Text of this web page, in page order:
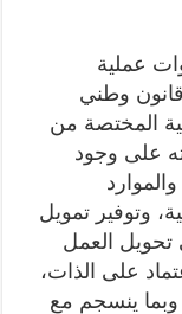
عملية
وطني
المختصة من
على وجود
وتوفير تمويل
العمل
على الذات،
وبما ينسجم مع